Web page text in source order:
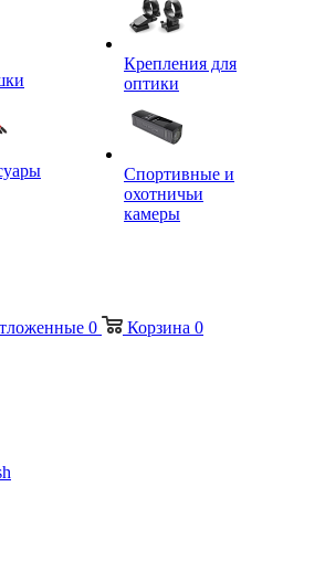
Крепления для
оптики
Спортивные и
охотничьи
камеры
0 Корзина 0